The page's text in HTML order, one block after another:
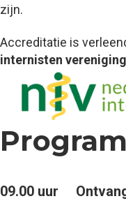
zijn.
Accreditatie is
internisten vereniging
09.00 uur